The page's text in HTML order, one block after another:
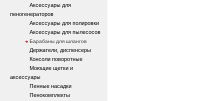
Аксессуары для
пеногенераторов
Аксессуары для полировки
Аксессуары для пылесосов
Барабаны для шлангов
Держатели, диспенсеры
Консоли поворотные
Моющие щетки и
аксессуары
Пенные насадки
Пенокомплекты